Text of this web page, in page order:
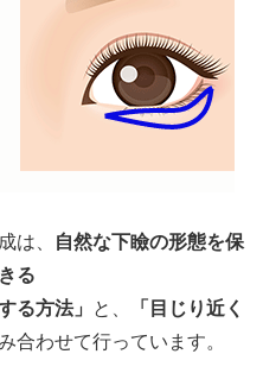
は、
自然な下瞼の形態を保
る
る方法」
と、
「目じり近く
合わせて行っています。